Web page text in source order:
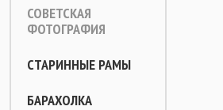
СОВЕТСКАЯ
ФОТОГРАФИЯ
СТАРИННЫЕ РАМЫ
БАРАХОЛКА